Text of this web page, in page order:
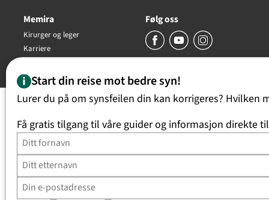
Memira
Kirurger og leger
Karriere
Følg oss
Start din reise mot bedre syn!
Lurer du på om synsfeilen din kan korrigeres? Hvilken
Få gratis tilgang til våre guider og informasjon direkte